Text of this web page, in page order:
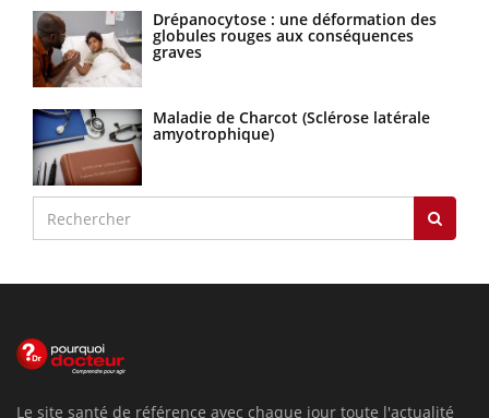
Drépanocytose : une déformation des
globules rouges aux conséquences
graves
Maladie de Charcot (Sclérose latérale
amyotrophique)
Le site santé de référence avec chaque jour toute l'actualité